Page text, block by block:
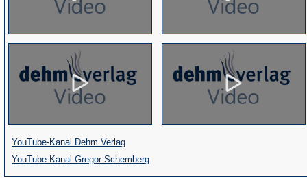
YouTube-Kanal Dehm Verlag(Öffnet
in
einem
YouTube-Kanal Gregor Schemberg(Öffnet
in